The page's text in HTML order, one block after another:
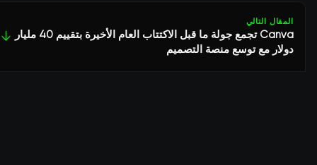
المقال التالي
Canva تجمع جولة ما قبل الاكتتاب العام الأخيرة بتقييم 40 مليار
دولار مع توسع منصة التصميم
↓